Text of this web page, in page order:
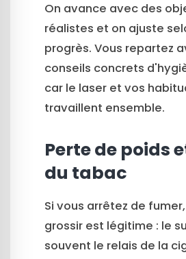
On avance avec des
réalistes et on ajuste
progrès. Vous repartez
conseils concrets
car le laser et vos
travaillent ensemble.
Perte de poids
du tabac
Si vous arrêtez de
grossir est légitime : le
souvent le relais de la